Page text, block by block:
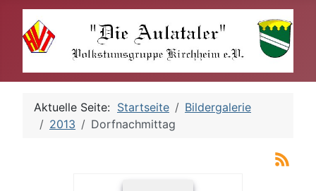
Aktuelle Seite: Startseite
Bildergalerie
2013
Dorfnachmittag